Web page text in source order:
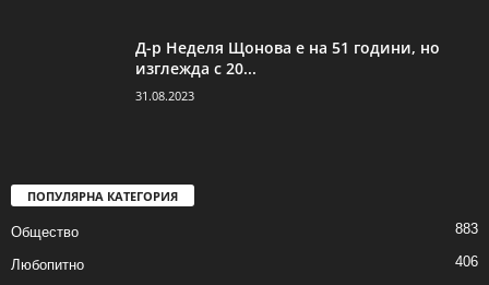
Д-р Неделя Щонова е на 51 години, но
изглежда с 20...
31.08.2023
ПОПУЛЯРНА КАТЕГОРИЯ
Общество 883
Любопитно 406